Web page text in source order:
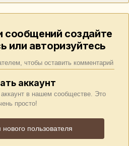
сообщений создайте
или авторизуйтесь
чтобы оставить комментарий
аккаунт
в нашем сообществе. Это
просто!
нового пользователя